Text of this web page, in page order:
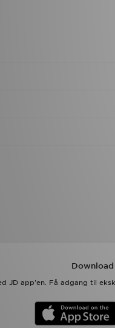
JD app'en. Få adgang til